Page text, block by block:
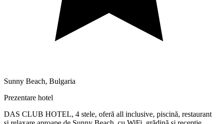
Sunny Beach, Bulgaria
Prezentare hotel
DAS CLUB HOTEL, 4 stele, oferă all inclusive, piscină, restaurant